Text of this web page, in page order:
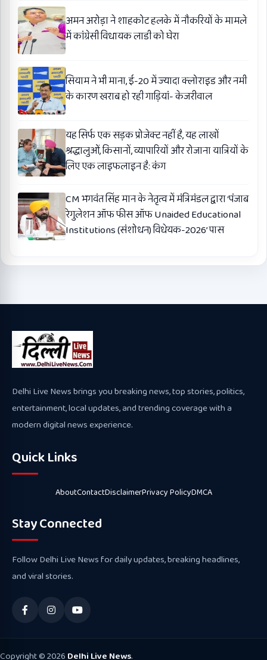
अमन अरोड़ा ने शाहकोट हलके में नौकरियों के मामले
में कांग्रेसी विधायक लाडी को घेरा
सियाम ने भी माना, ई-20 में ज्यादा क्लोराइड और नमी
के कारण खराब हो रही गाड़ियां- केजरीवाल
यह सिर्फ एक सड़क प्रोजेक्ट नहीं है, यह लाखों
श्रद्धालुओं, किसानों, व्यापारियों और रोजाना यात्रियों के
लिए एक लाइफलाइन है: कंग
CM भगवंत सिंह मान के नेतृत्व में मंत्रिमंडल द्वारा ‘पंजाब
रेगुलेशन ऑफ फीस ऑफ Unaided Educational
Institutions (संशोधन) विधेयक-2026’ पास
Delhi Live News brings you breaking news, top stories, politics,
entertainment, local updates, and trending coverage with a
modern digital news experience.
Quick Links
AboutContactDisclaimerPrivacy PolicyDMCA
Stay Connected
Follow Delhi Live News for daily updates, breaking headlines,
and viral stories.
Copyright © 2026 Delhi Live News.